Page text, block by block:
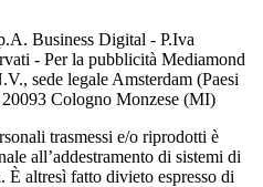
Business Digital - P.Iva
- Per la pubblicità Mediamond
sede legale Amsterdam (Paesi
Cologno Monzese (MI)
trasmessi e/o riprodotti è
all’addestramento di sistemi di
altresì fatto divieto espresso di